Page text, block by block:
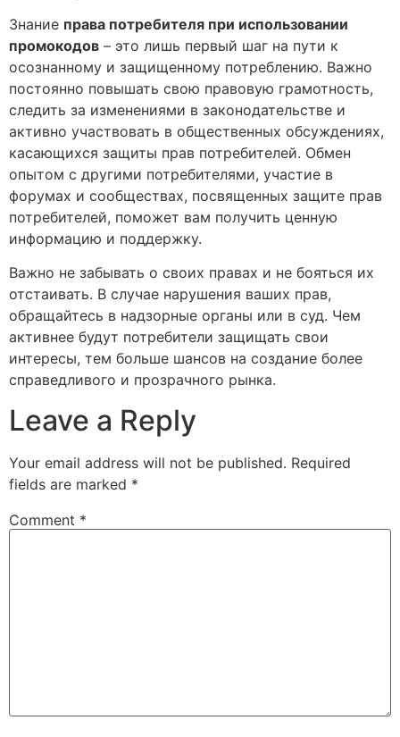
Знание права потребителя при использовании
промокодов – это лишь первый шаг на пути к
осознанному и защищенному потреблению. Важно
постоянно повышать свою правовую грамотность,
следить за изменениями в законодательстве и
активно участвовать в общественных обсуждениях,
касающихся защиты прав потребителей. Обмен
опытом с другими потребителями, участие в
форумах и сообществах, посвященных защите прав
потребителей, поможет вам получить ценную
информацию и поддержку.
Важно не забывать о своих правах и не бояться их
отстаивать. В случае нарушения ваших прав,
обращайтесь в надзорные органы или в суд. Чем
активнее будут потребители защищать свои
интересы, тем больше шансов на создание более
справедливого и прозрачного рынка.
Leave a Reply
Your email address will not be published. Required
fields are marked *
Comment *